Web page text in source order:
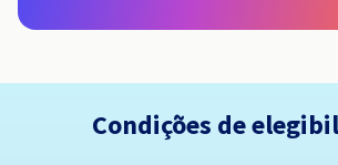
Condições de